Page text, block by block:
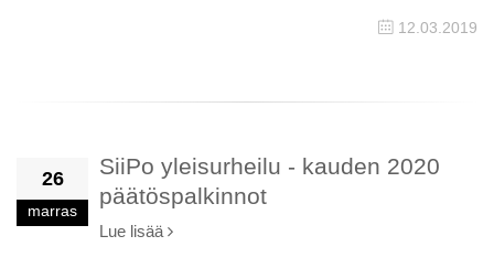
12.03.2019
26
marras
SiiPo yleisurheilu - kauden 2020
päätöspalkinnot
Lue lisää